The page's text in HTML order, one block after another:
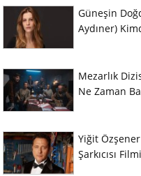
Güneşin
Aydıner)
Mezarlık
Ne Zaman
Yiğit
Şarkıcısı